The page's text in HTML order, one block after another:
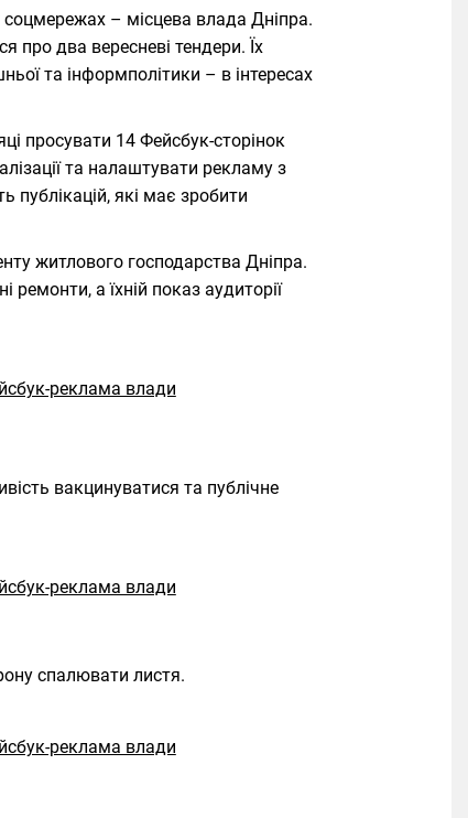
соцмережах – місцева влада Дніпра.
про два вересневі тендери. Їх
та інформполітики – в інтересах
просувати 14 Фейсбук-сторінок
та налаштувати рекламу з
публікацій, які має зробити
житлового господарства Дніпра.
а їхній показ аудиторії
вакцинуватися та публічне
спалювати листя.